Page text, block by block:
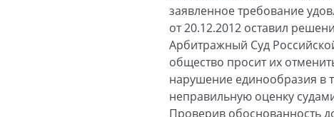
заявленное требование
от 20.12.2012 оставил
Арбитражный Суд
общество просит их
нарушение единообразия в
неправильную оценку
Проверив обоснованность